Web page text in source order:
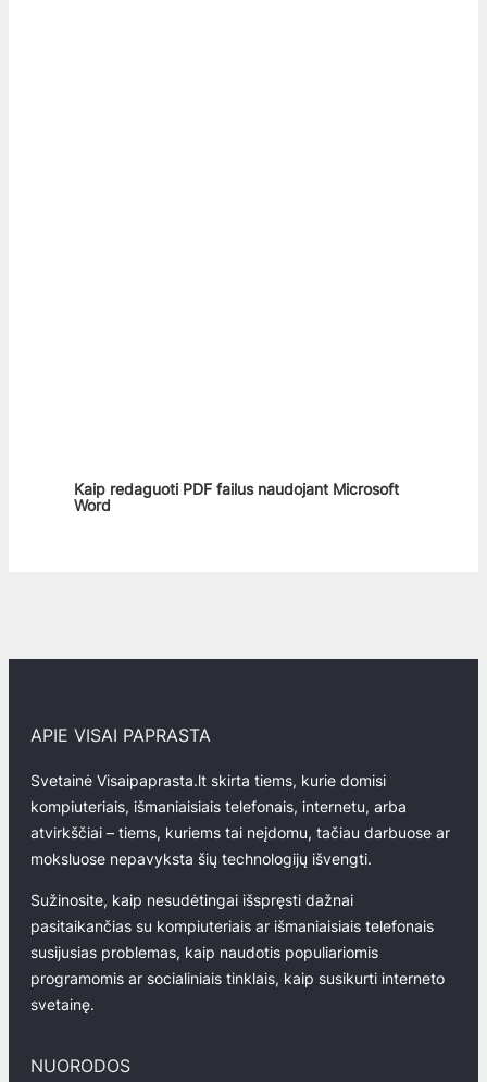
Kaip redaguoti PDF failus naudojant Microsoft
Word
APIE VISAI PAPRASTA
Svetainė Visaipaprasta.lt skirta tiems, kurie domisi
kompiuteriais, išmaniaisiais telefonais, internetu, arba
atvirkščiai – tiems, kuriems tai neįdomu, tačiau darbuose ar
moksluose nepavyksta šių technologijų išvengti.
Sužinosite, kaip nesudėtingai išspręsti dažnai
pasitaikančias su kompiuteriais ar išmaniaisiais telefonais
susijusias problemas, kaip naudotis populiariomis
programomis ar socialiniais tinklais, kaip susikurti interneto
svetainę.
NUORODOS